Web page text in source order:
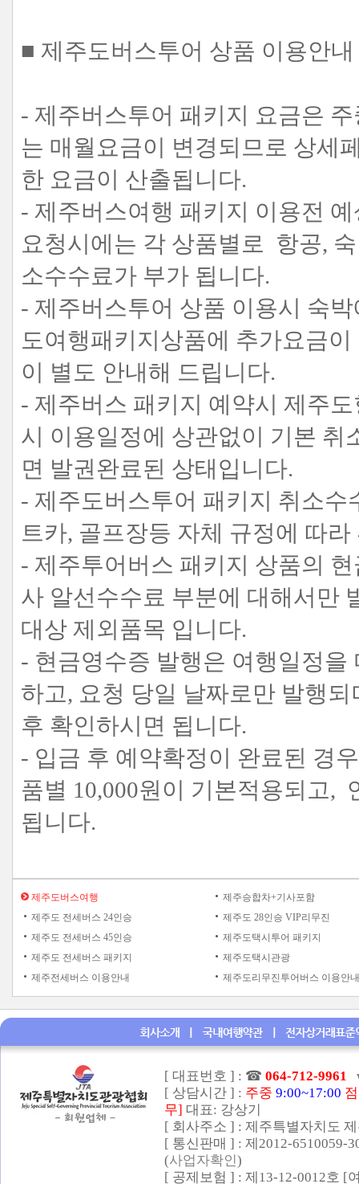
■ 제주도버스투어 상품 이용안내
- 제주버스투어 패키지 요금은
는 매월요금이 변경되므로 상세
한 요금이 산출됩니다.
- 제주버스여행 패키지 이용전
요청시에는 각 상품별로 항공,
소수수료가 부가 됩니다.
- 제주버스투어 상품 이용시 숙
도여행패키지상품에 추가요금
이 별도 안내해 드립니다.
- 제주버스 패키지 예약시 제주
시 이용일정에 상관없이 기본 취
면 발권완료된 상태입니다.
- 제주도버스투어 패키지 취소
트카, 골프장등 자체 규정에 따
- 제주투어버스 패키지 상품의
사 알선수수료 부분에 대해서만
대상 제외품목 입니다.
- 현금영수증 발행은 여행일정
하고, 요청 당일 날짜로만 발행
후 확인하시면 됩니다.
- 입금 후 예약확정이 완료된 경
품별 10,000원이 기본적용되고,
됩니다.
제주도버스여행
제주승합차+기사포함
제주도 전세버스 24인승
제주도 28인승 VIP리무진
제주도 전세버스 45인승
제주도택시투어 패키지
제주도 전세버스 패키지
제주도택시관광
제주전세버스 이용안내
제주도리무진투어버스 이용안내
[ 대표번호 ] : ☎ 064-712-9961
[ 상담시간 ] : 주중 9:00~17:00
무] 대표: 강상기
[ 회사주소 ] : 제주특별자치도
[ 통신판매 ] : 제2012-
(사업자확인)
[ 공제보험 ] : 제13-12-0012호 [